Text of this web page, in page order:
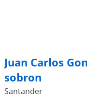
Juan Carlos
sobron
Santander